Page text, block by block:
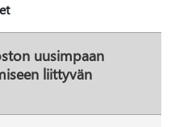
uusimpaan
liittyvän